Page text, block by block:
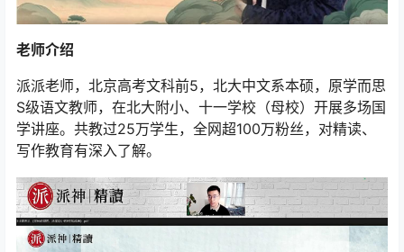
老师介绍
派派老师，北京高考文科前5，北大中文系本硕，原学而思
S级语文教师，在北大附小、十一学校（母校）开展多场国
学讲座。共教过25万学生，全网超100万粉丝，对精读、
写作教育有深入了解。